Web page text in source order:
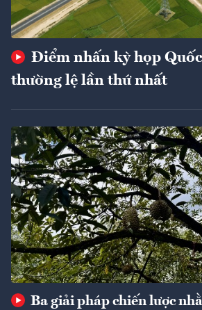
Điểm nhấn kỳ họp
thường lệ lần thứ nhất
Ba giải pháp chiến lược